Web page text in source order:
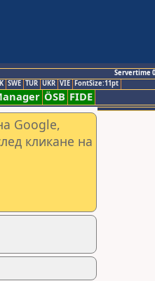
Servertime
SWE TUR UKR VIE FontSize:11pt
ÖSB FIDE
Google,
кликане на